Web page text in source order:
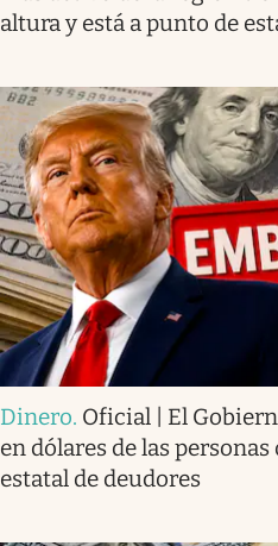
altura y está a punto de
Dinero. Oficial | El
en dólares de las
estatal de deudores